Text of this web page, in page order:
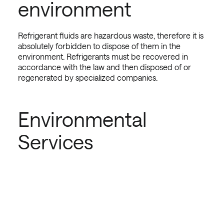
environment
Refrigerant fluids are hazardous waste, therefore it is
absolutely forbidden to dispose of them in the
environment. Refrigerants must be recovered in
accordance with the law and then disposed of or
regenerated by specialized companies.
Environmental
Services